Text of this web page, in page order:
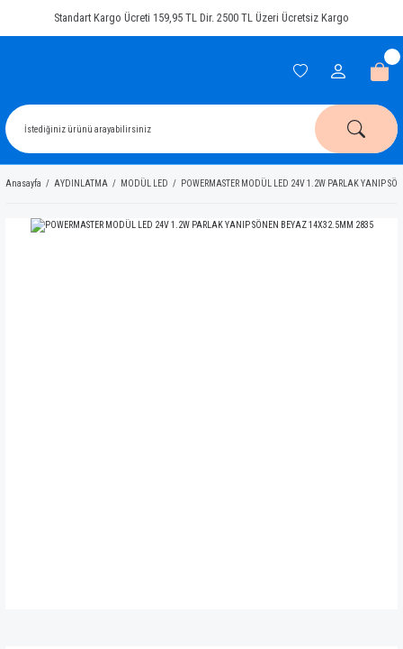
Standart Kargo Ücreti 159,95 TL Dir. 2500 TL Üzeri Ücretsiz Kargo
Anasayfa AYDINLATMA MODÜL LED POWERMASTER MODÜL LED 24V 1.2W PARLAK YANIP